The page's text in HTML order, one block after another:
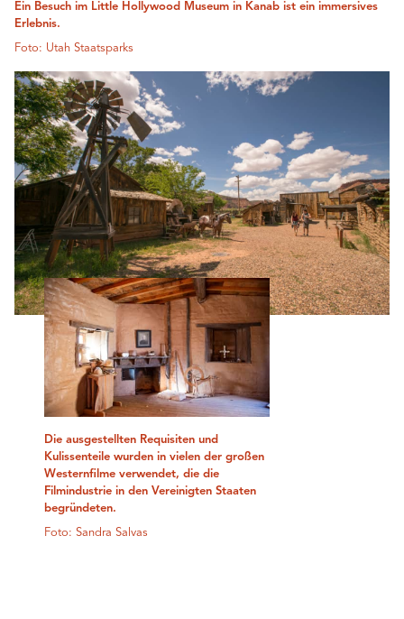
Die ausgestellten Requisiten und
Kulissenteile wurden in vielen der großen
Westernfilme verwendet, die die
Filmindustrie in den Vereinigten Staaten
begründeten.
Foto: Sandra Salvas
Ein Besuch im Little Hollywood Museum in Kanab ist ein immersives
Erlebnis.
Foto: Utah Staatsparks